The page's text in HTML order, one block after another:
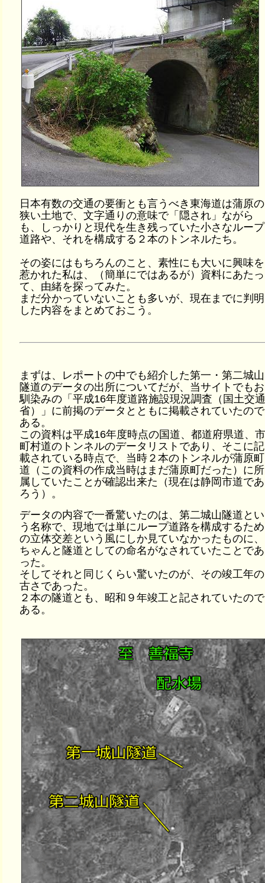
日本有数の交通の要衝とも言うべき東海道は蒲原の
狭い土地で、文字通りの意味で「隠され」ながら
も、しっかりと現代を生き残っていた小さなループ
道路や、それを構成する２本のトンネルたち。
その姿にはもちろんのこと、素性にも大いに興味を
惹かれた私は、（簡単にではあるが）資料にあたっ
て、由緒を探ってみた。
まだ分かっていないことも多いが、現在までに判明
した内容をまとめておこう。
まずは、レポートの中でも紹介した第一・第二城山
隧道のデータの出所についてだが、当サイトでもお
馴染みの「平成16年度道路施設現況調査（国土交通
省）」に前掲のデータとともに掲載されていたので
ある。
この資料は平成16年度時点の国道、都道府県道、市
町村道のトンネルのデータリストであり、そこに記
載されている時点で、当時２本のトンネルが蒲原町
道（この資料の作成当時はまだ蒲原町だった）に所
属していたことが確認出来た（現在は静岡市道であ
ろう）。
データの内容で一番驚いたのは、第二城山隧道とい
う名称で、現地では単にループ道路を構成するため
の立体交差という風にしか見ていなかったものに、
ちゃんと隧道としての命名がなされていたことであ
った。
そしてそれと同じくらい驚いたのが、その竣工年の
古さであった。
２本の隧道とも、昭和９年竣工と記されていたので
ある。